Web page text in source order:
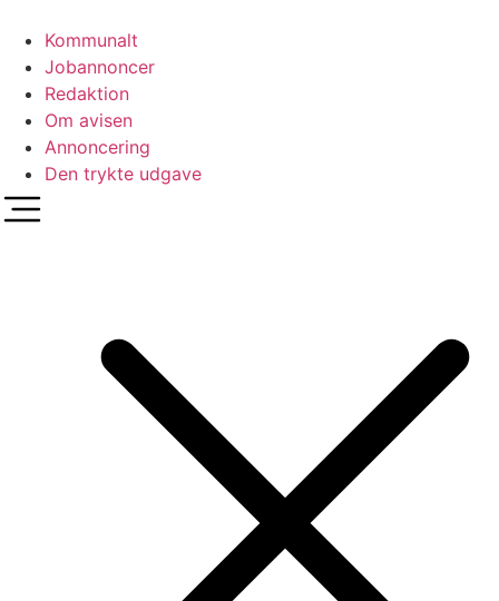
indhold
Kommunalt
Jobannoncer
Redaktion
Om avisen
Annoncering
Den trykte udgave